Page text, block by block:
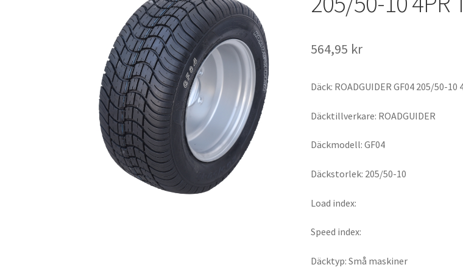
564,95 kr
Däck: ROADGUIDER GF04 205/50-10
Däcktillverkare: ROADGUIDER
Däckmodell: GF04
Däckstorlek: 205/50-10
Load index:
Speed index:
Däcktyp: Små maskiner